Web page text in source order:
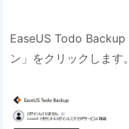
EaseUS Todo Backup
ン」をクリックします。